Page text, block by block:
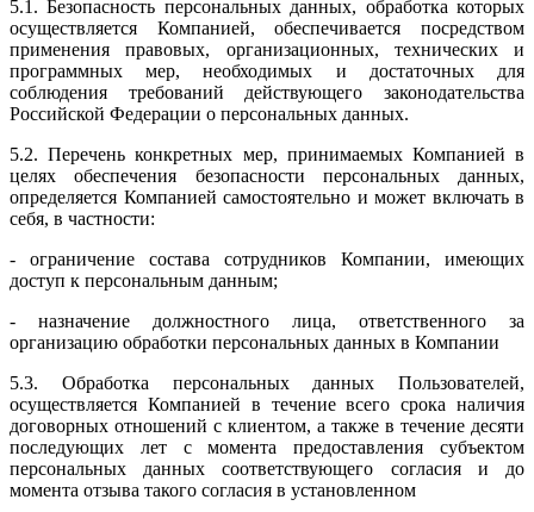
5.1. Безопасность персональных данных, обработка которых
осуществляется Компанией, обеспечивается посредством
применения правовых, организационных, технических и
программных мер, необходимых и достаточных для
соблюдения требований действующего законодательства
Российской Федерации о персональных данных.
5.2. Перечень конкретных мер, принимаемых Компанией в
целях обеспечения безопасности персональных данных,
определяется Компанией самостоятельно и может включать в
себя, в частности:
- ограничение состава сотрудников Компании, имеющих
доступ к персональным данным;
- назначение должностного лица, ответственного за
организацию обработки персональных данных в Компании
5.3. Обработка персональных данных Пользователей,
осуществляется Компанией в течение всего срока наличия
договорных отношений с клиентом, а также в течение десяти
последующих лет с момента предоставления субъектом
персональных данных соответствующего согласия и до
момента отзыва такого согласия в установленном